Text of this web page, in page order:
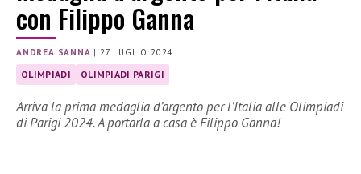
con Filippo Ganna
ANDREA SANNA |27 LUGLIO 2024
OLIMPIADI OLIMPIADI PARIGI
Arriva la prima medaglia d’argento per l’Italia alle Olimpiadi
di Parigi 2024. A portarla a casa è Filippo Ganna!